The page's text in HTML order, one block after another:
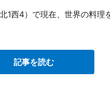
1西4）で現在、世界の料理
記事を読む